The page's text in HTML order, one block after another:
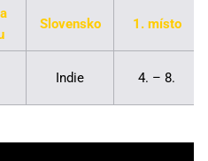
Slovensko 1. místo
Indie 4. – 8.